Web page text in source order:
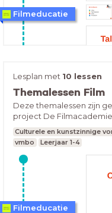
Filmeducatie
Lesplan met 10 lessen
Themalessen Film
Deze themalessen zijn
project De
van filmhuis LUX en het
dit project zijn meerdere
zetten zijn voor het
het lesplan “Basislessen
meerdere themalessen
Culturele en kunstzinnige
vmbo
Leerjaar 1-4
Filmeducatie